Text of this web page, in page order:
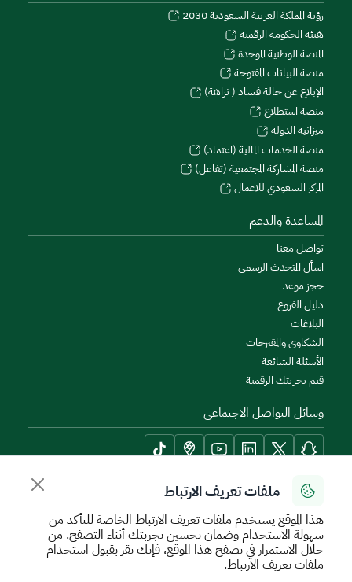
ملفات تعريف الارتباط
هذا الموقع يستخدم ملفات تعريف الارتباط الخاصة للتأكد من
سهولة الاستخدام وضمان تحسين تجربتك أثناء التصفح. من
خلال الاستمرار في تصفح هذا الموقع، فإنك تقر بقبول استخدام
ملفات تعريف الارتباط.
رؤية المملكة العربية السعودية 2030
هيئة الحكومة الرقمية
المنصة الوطنية الموحدة
منصة البيانات المفتوحة
الإبلاغ عن حالة فساد ( نزاهة)
منصة استطلاع
ميزانية الدولة
منصة الخدمات المالية (اعتماد)
منصة المشاركة المجتمعية (تفاعل)
المركز السعودي للاعمال
المساعدة والدعم
تواصل معنا
اسأل المتحدث الرسمي
حجز موعد
دليل الفروع
البلاغات
الشكاوى والمقترحات
الأسئلة الشائعة
قيم تجربتك الرقمية
وسائل التواصل الاجتماعي
أدوات الإتاحة وامكانية الوصول